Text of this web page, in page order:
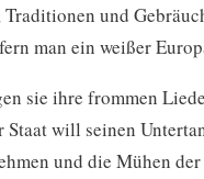
Traditionen und
man ein weißer
sie ihre frommen
will seinen
und die Mühen